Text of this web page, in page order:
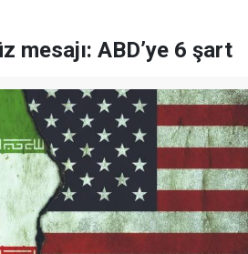
mesajı: ABD’ye 6 şart